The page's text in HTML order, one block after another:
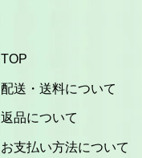
TOP
配送・送料について
返品について
お支払い方法について